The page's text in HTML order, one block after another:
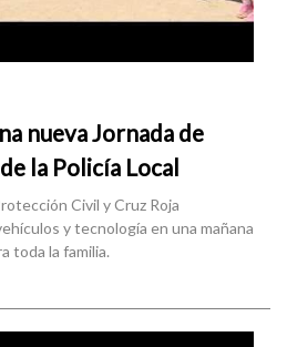
nueva Jornada de
la Policía Local
Civil y Cruz Roja
y tecnología en una mañana
toda la familia.